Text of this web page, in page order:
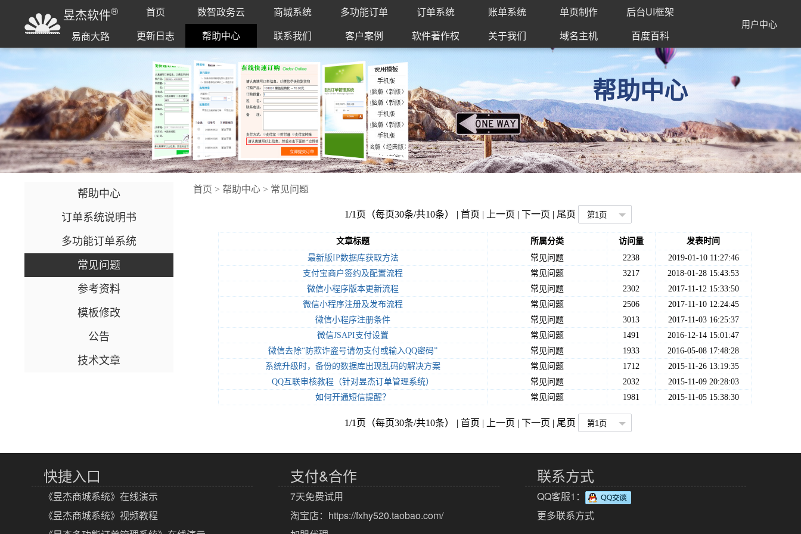
昱杰软件®
易商大路
首页 数智政务云 商城系统 多功能订单 订单系统 账单系统 单页制作
后台UI框架
更新日志
帮助中心 联系我们 客户案例 软件著作权 关于我们 域名主机 百度百科
用户中心
帮助中心
帮助中心
订单系统说明书
多功能订单系统
常见问题
参考资料
模板修改
公告
技术文章
首页 > 帮助中心> 常见问题
1/1页（每页30条/共10条） | 首页 | 上一页 | 下一页 | 尾页
文章标题 所属分类 访问量
发表时间
最新版IP数据库获取方法
常见问题 2238
2019-01-10 11:27:46
支付宝商户签约及配置流程
常见问题 3217
2018-01-28 15:43:53
微信小程序版本更新流程
常见问题 2302
2017-11-12 15:33:50
微信小程序注册及发布流程
常见问题 2506
2017-11-10 12:24:45
微信小程序注册条件
常见问题 3013
2017-11-03 16:25:37
微信JSAPI支付设置
常见问题 1491
2016-12-14 15:01:47
微信去除“防欺诈盗号请勿支付或输入QQ密码”
常见问题 1933
2016-05-08 17:48:28
系统升级时，备份的数据库出现乱码的解决方案
常见问题 1712
2015-11-26 13:19:35
QQ互联审核教程（针对昱杰订单管理系统）
常见问题 2032
2015-11-09 20:28:03
如何开通短信提醒？
常见问题 1981 2015-11-05 15:38:30
1/1页（每页30条/共10条） | 首页 | 上一页 | 下一页 | 尾页
快捷入口
《昱杰商城系统》在线演示
《昱杰商城系统》视频教程
支付&合作
7天免费试用
淘宝店： https://fxhy520.taobao.com/
联系方式
QQ客服1：
更多联系方式